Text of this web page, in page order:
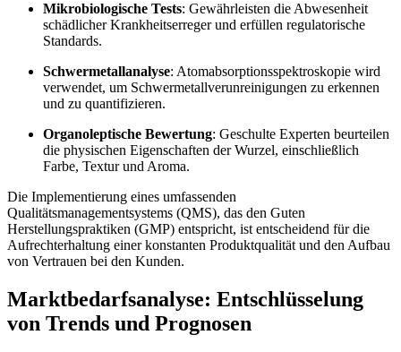
Mikrobiologische Tests: Gewährleisten die Abwesenheit
schädlicher Krankheitserreger und erfüllen regulatorische
Standards.
Schwermetallanalyse: Atomabsorptionsspektroskopie wird
verwendet, um Schwermetallverunreinigungen zu erkennen
und zu quantifizieren.
Organoleptische Bewertung: Geschulte Experten beurteilen
die physischen Eigenschaften der Wurzel, einschließlich
Farbe, Textur und Aroma.
Die Implementierung eines umfassenden
Qualitätsmanagementsystems (QMS), das den Guten
Herstellungspraktiken (GMP) entspricht, ist entscheidend für die
Aufrechterhaltung einer konstanten Produktqualität und den Aufbau
von Vertrauen bei den Kunden.
Marktbedarfsanalyse: Entschlüsselung
von Trends und Prognosen